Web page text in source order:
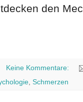
den
Keine Kommentare:
Schmerzen